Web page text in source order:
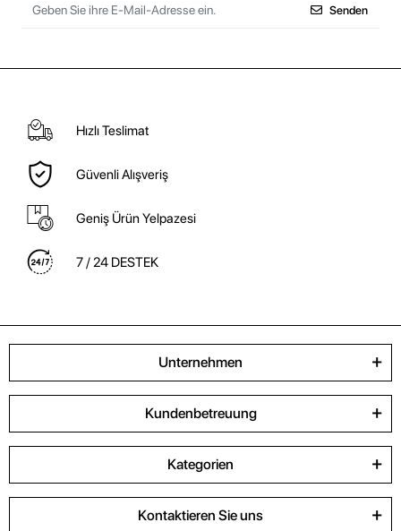
Senden
Hızlı Teslimat
Güvenli Alışveriş
Geniş Ürün Yelpazesi
7 / 24 DESTEK
Unternehmen
Kundenbetreuung
Kategorien
Kontaktieren Sie uns